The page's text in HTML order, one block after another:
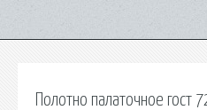
Полотно палаточное гост